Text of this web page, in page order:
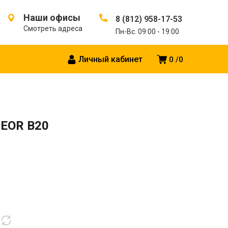
Наши офисы
Смотреть адреса
8 (812) 958-17-53
Пн-Вс. 09:00 - 19:00
0 0
Личный кабинет
B20